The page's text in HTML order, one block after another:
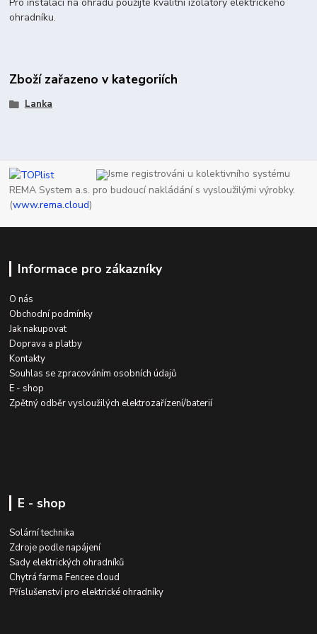
Pro instalaci na ohradu použijte kvalitní izolátory elektrického
ohradníku.
Zboží zařazeno v kategoriích
Lanka
Jsme registrováni u kolektivního systému
REMA System a.s. pro budoucí nakládání s vysloužilými výrobky.
(www.rema.cloud)
Informace pro zákazníky
O nás
Obchodní podmínky
Jak nakupovat
Doprava a platby
Kontakty
Souhlas se zpracováním osobních údajů
E - shop
Zpětný odběr vysloužilých elektrozařízení/baterií
E - shop
Solární technika
Zdroje podle napájení
Sady elektrických ohradníků
Chytrá farma Fencee cloud
Příslušenství pro elektrické ohradníky